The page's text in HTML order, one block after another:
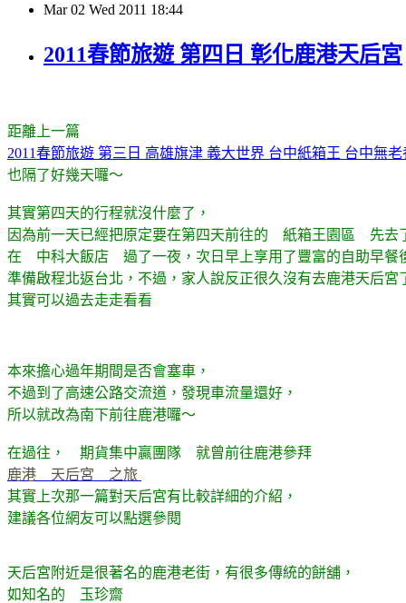
Mar 02 Wed 2011 18:44
2011春節旅遊 第四日 彰化鹿港天后宮
距離上一篇
2011春節旅遊 第三日 高雄旗津 義大世界 台中紙箱王 台中無老
也隔了好幾天囉～
其實第四天的行程就沒什麼了，
因為前一天已經把原定要在第四天前往的 紙箱王園區 先去
在 中科大飯店 過了一夜，次日早上享用了豐富的自助早餐
準備啟程北返台北，不過，家人說反正很久沒有去鹿港天后宮
其實可以過去走走看看
本來擔心過年期間是否會塞車，
不過到了高速公路交流道，發現車流量還好，
所以就改為南下前往鹿港囉～
在過往， 期貨集中贏團隊 就曾前往鹿港參拜
鹿港 天后宮 之旅
其實上次那一篇對天后宮有比較詳細的介紹，
建議各位網友可以點選參閱
天后宮附近是很著名的鹿港老街，有很多傳統的餅舖，
如知名的 玉珍齋